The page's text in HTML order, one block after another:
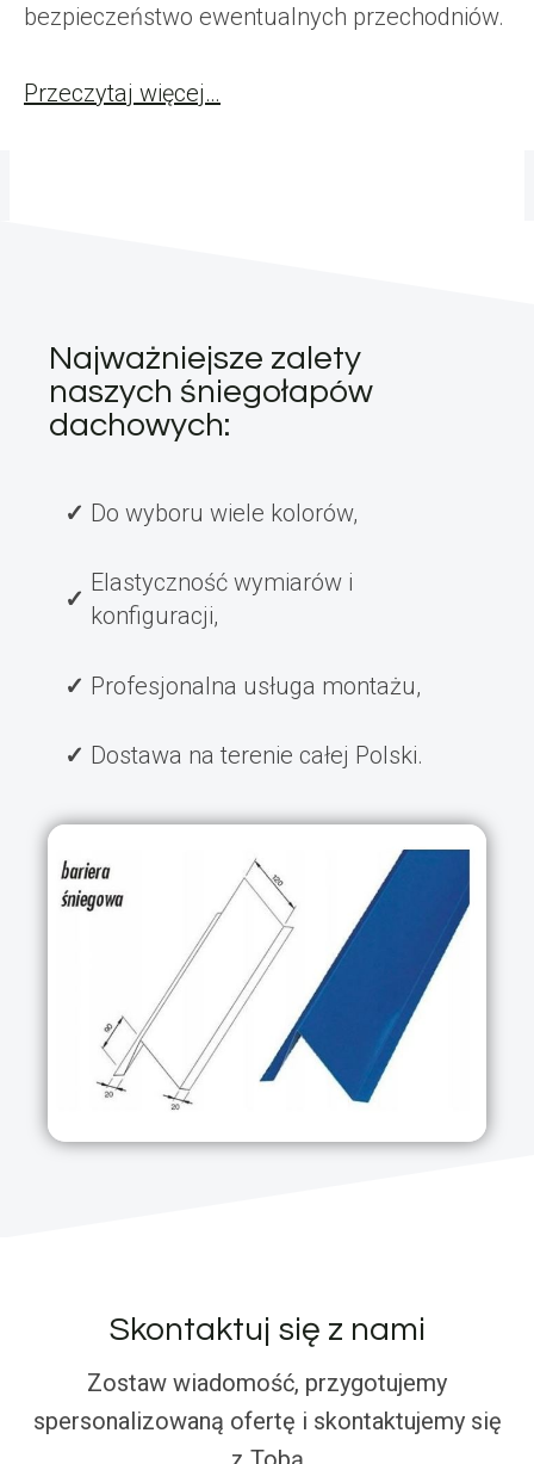
bezpieczeństwo ewentualnych przechodniów.
Przeczytaj więcej…
Najważniejsze zalety
naszych śniegołapów
dachowych:
Do wyboru wiele kolorów,
Elastyczność wymiarów i
konfiguracji,
Profesjonalna usługa montażu,
Dostawa na terenie całej Polski.
Skontaktuj się z nami
Zostaw wiadomość, przygotujemy
spersonalizowaną ofertę i skontaktujemy się